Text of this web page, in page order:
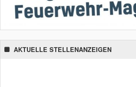
AKTUELLE STELLENANZEIGEN